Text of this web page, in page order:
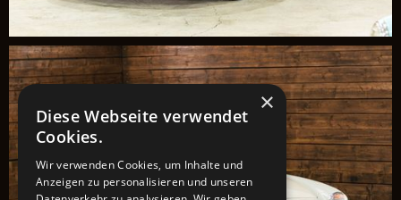
×
Diese Webseite verwendet
Cookies.
Wir verwenden Cookies, um Inhalte und
Anzeigen zu personalisieren und unseren